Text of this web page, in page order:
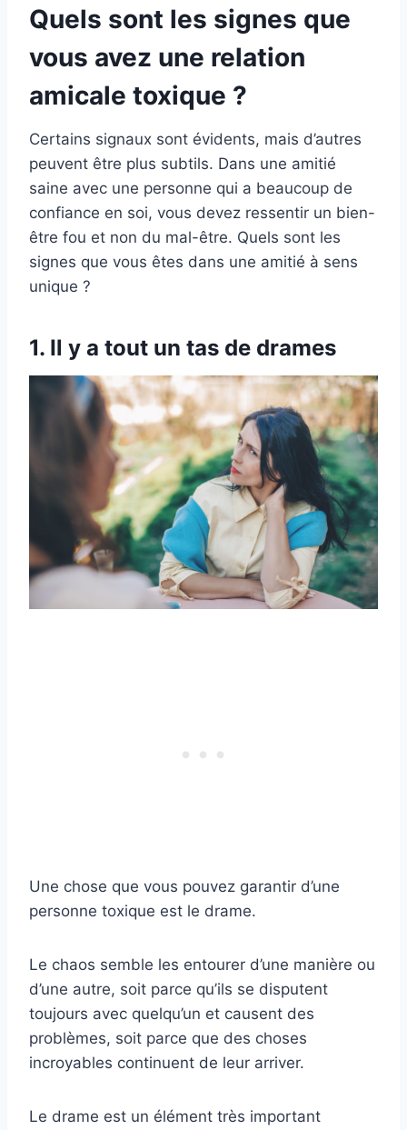
Quels sont les signes que
vous avez une relation
amicale toxique ?
Certains signaux sont évidents, mais d’autres
peuvent être plus subtils. Dans une amitié
saine avec une personne qui a beaucoup de
confiance en soi, vous devez ressentir un bien-
être fou et non du mal-être. Quels sont les
signes que vous êtes dans une amitié à sens
unique ?
1. Il y a tout un tas de drames
Une chose que vous pouvez garantir d’une
personne toxique est le drame.
Le chaos semble les entourer d’une manière ou
d’une autre, soit parce qu’ils se disputent
toujours avec quelqu’un et causent des
problèmes, soit parce que des choses
incroyables continuent de leur arriver.
Le drame est un élément très important